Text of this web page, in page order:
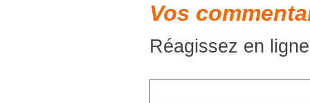
Vos
Réagissez en